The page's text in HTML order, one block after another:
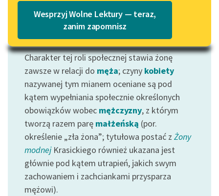
Lektury szkolne i klasyka
literatury do słuchania dla
uczennic i uczniów z
niepełnosprawnościami
E-kolekcja lektur
szkolnych i literatury do
słuchania dla uczennic i
uczniów z
niepełnosprawnościami
Feministyczne inspiracje.
Popularyzacja
skandynawskiej literatury
feministycznej
Katalog w formacie PDF
Wesprzyj Wolne Lektury — teraz,
zanim zapomnisz
Motyw: Żona
Charakter tej roli społecznej stawia żonę
zawsze w relacji do męża; czyny kobiety
nazywanej tym mianem oceniane są pod
kątem wypełniania społecznie określonych
obowiązków wobec mężczyzny, z którym
tworzą razem parę małżeńską (por.
określenie „zła żona”; tytułowa postać z Żony
modnejKrasickiego również ukazana jest
głównie pod kątem utrapień, jakich swym
zachowaniem i zachciankami przysparza
mężowi).